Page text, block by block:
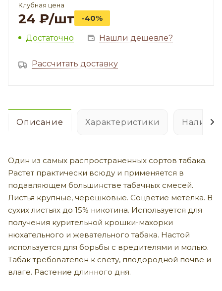
Клубная цена
24 ₽/шт -40%
Достаточно Нашли дешевле?
Рассчитать доставку
Описание Характеристики
Один из самых распространенных сортов табака.
Растет практически всюду и применяется в
подавляющем большинстве табачных смесей.
Листья крупные, черешковые. Соцветие метелка. В
сухих листьях до 15% никотина. Используется для
получения курительной крошки-махорки
нюхательного и жевательного табака. Настой
используется для борьбы с вредителями и молью.
Табак требователен к свету, плодородной почве и
влаге. Растение длинного дня.